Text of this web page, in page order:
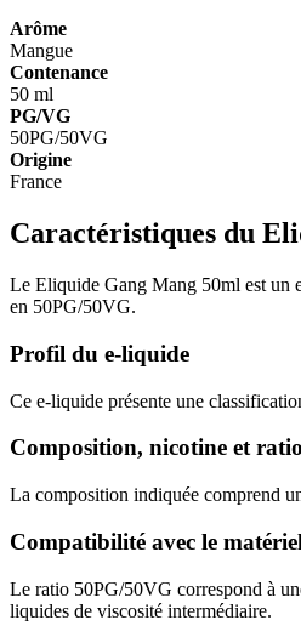
Arôme
Mangue
Contenance
50 ml
PG/VG
50PG/50VG
Origine
France
Caractéristiques du
Le Eliquide Gang Mang 50ml est un
en 50PG/50VG.
Profil du e-liquide
Ce e-liquide présente une
Composition, nicotine et
La composition indiquée comprend
Compatibilité avec le matériel
Le ratio 50PG/50VG correspond à
liquides de viscosité intermédiaire.